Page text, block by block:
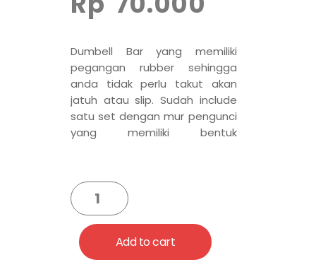
Dumbell Bar yang memiliki
pegangan rubber sehingga
anda tidak perlu takut akan
jatuh atau slip. Sudah include
satu set dengan mur pengunci
yang memiliki bentuk
Add to cart